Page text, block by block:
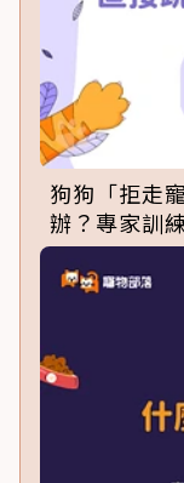
狗狗「拒走
辦？專家訓